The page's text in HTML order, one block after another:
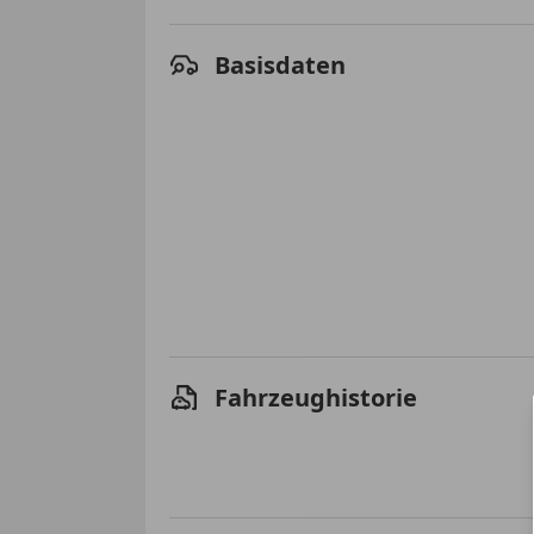
Basisdaten
Fahrzeughistorie